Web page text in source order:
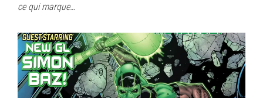
ce qui marque…